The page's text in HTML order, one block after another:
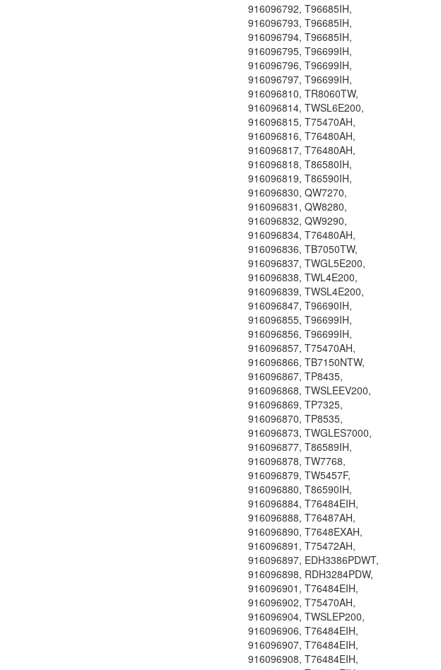
916096792, T96685IH,
916096793, T96685IH,
916096794, T96685IH,
916096795, T96699IH,
916096796, T96699IH,
916096797, T96699IH,
916096810, TR8060TW,
916096814, TWSL6E200,
916096815, T75470AH,
916096816, T76480AH,
916096817, T76480AH,
916096818, T86580IH,
916096819, T86590IH,
916096830, QW7270,
916096831, QW8280,
916096832, QW9290,
916096834, T76480AH,
916096836, TB7050TW,
916096837, TWGL5E200,
916096838, TWL4E200,
916096839, TWSL4E200,
916096847, T96690IH,
916096855, T96699IH,
916096856, T96699IH,
916096857, T75470AH,
916096866, TB7150NTW,
916096867, TP8435,
916096868, TWSLEEV200,
916096869, TP7325,
916096870, TP8535,
916096873, TWGLES7000,
916096877, T86589IH,
916096878, TW7768,
916096879, TW5457F,
916096880, T86590IH,
916096884, T76484EIH,
916096888, T76487AH,
916096890, T7648EXAH,
916096891, T75472AH,
916096897, EDH3386PDWT,
916096898, RDH3284PDW,
916096901, T76484EIH,
916096902, T75470AH,
916096904, TWSLEP200,
916096906, T76484EIH,
916096907, T76484EIH,
916096908, T76484EIH,